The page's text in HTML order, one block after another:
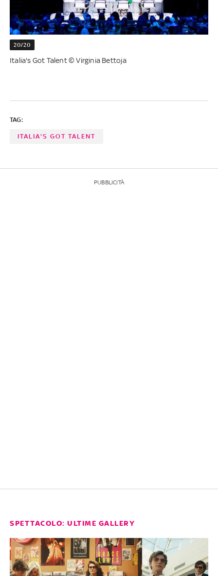
20/20
Italia's Got Talent © Virginia Bettoja
TAG:
ITALIA'S GOT TALENT
PUBBLICITÀ
SPETTACOLO: ULTIME GALLERY